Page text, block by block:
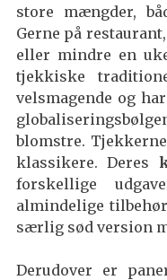
store mængder,
Gerne på
eller mindre en
tjekkiske
velsmagende og
blomstre.
klassikere. Deres
forskellige
almindelige
særlig sød version
Derudover er